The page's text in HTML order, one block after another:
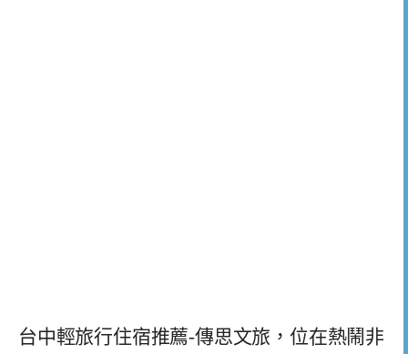
台中輕旅行住宿推薦-傳思文旅，位在熱鬧非